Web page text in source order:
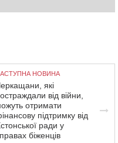
НОВИНА
які
від війни,
отримати
підтримку від
ради у
біженців